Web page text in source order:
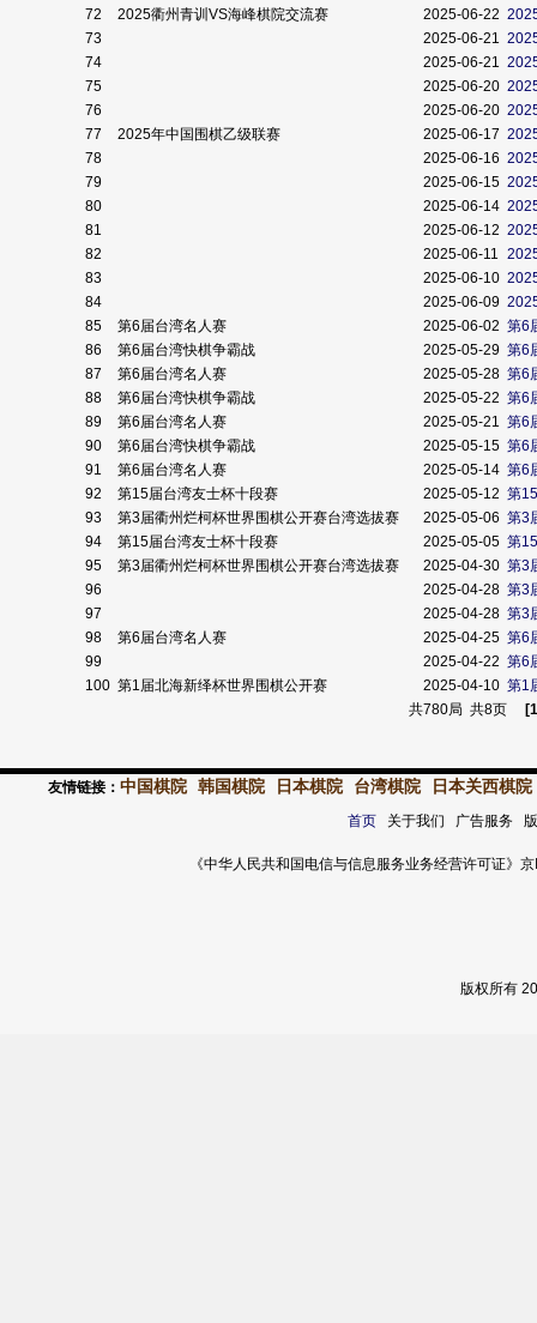
72
2025衢州青训VS海峰棋院交流赛 2025-06-22
73
2025-06-21
74
2025-06-21
75
2025-06-20
76
2025-06-20
77
2025年中国围棋乙级联赛 2025-06-17
78
2025-06-16
79
2025-06-15
80
2025-06-14
81
2025-06-12
82
2025-06-11
83
2025-06-10
84
2025-06-09
85
第6届台湾名人赛 2025-06-02 第6
86
第6届台湾快棋争霸战 2025-05-29 第6
87
第6届台湾名人赛 2025-05-28 第6
88
第6届台湾快棋争霸战 2025-05-22 第6
89
第6届台湾名人赛 2025-05-21 第6
90
第6届台湾快棋争霸战 2025-05-15 第6
91
第6届台湾名人赛 2025-05-14 第6
92
第15届台湾友士杯十段赛 2025-05-12 第
93
第3届衢州烂柯杯世界围棋公开赛台湾选拔赛 2025-05-06 第3
94
第15届台湾友士杯十段赛 2025-05-05 第
95
第3届衢州烂柯杯世界围棋公开赛台湾选拔赛 2025-04-30 第3
96
2025-04-28 第3
97
2025-04-28 第3
98
第6届台湾名人赛 2025-04-25 第6
99
2025-04-22 第6
100 第1届北海新绎杯世界围棋公开赛 2025-04-10 第1
共780局 共8页
友情链接： 中国棋院 韩国棋院 日本棋院 台湾棋院 日本关西棋院
首页关于我们 广告服务
《中华人民共和国电信与信息服务业务经营许可证
版权所有